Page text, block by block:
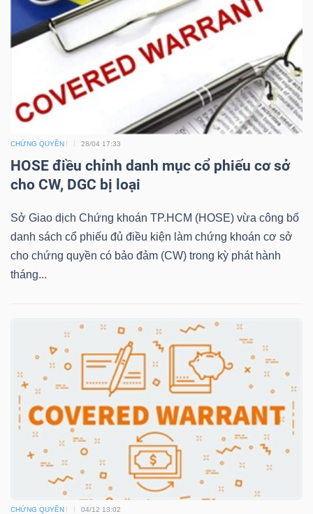
CHỨNG QUYỀN 28/04 17:33
HOSE điều chỉnh danh mục cổ phiếu cơ sở
cho CW, DGC bị loại
Sở Giao dịch Chứng khoán TP.HCM (HOSE) vừa công bố
danh sách cổ phiếu đủ điều kiện làm chứng khoán cơ sở
cho chứng quyền có bảo đảm (CW) trong kỳ phát hành
tháng...
CHỨNG QUYỀN 04/12 13:02
VIETSTOCKFINANCE
MÔ
NGÀNH
DOANH
NGHIỆP
SINH
TRÁI
PHIẾU